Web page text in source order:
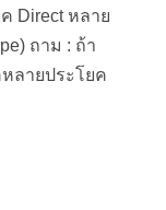
Direct หลาย
ถาม : ถ้า
ลายประโยค